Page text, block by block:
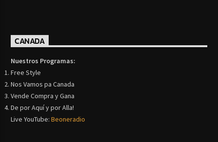
CANADA
Nuestros Programas:
Free Style
Nos Vamos pa Canada
Vende Compra y Gana
De por Aquí y por Alla!
Live YouTube:Beoneradio